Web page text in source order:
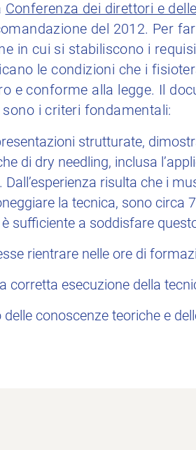
Conferenza dei direttori e
del 2012. Per
in cui si stabiliscono i
le condizioni che i
e conforme alla legge. Il
sono i criteri fondamentali:
strutturate,
di dry needling, inclusa
risulta che i
la tecnica, sono circa
sufficiente a soddisfare
rientrare nelle ore di
corretta esecuzione della
conoscenze teoriche e